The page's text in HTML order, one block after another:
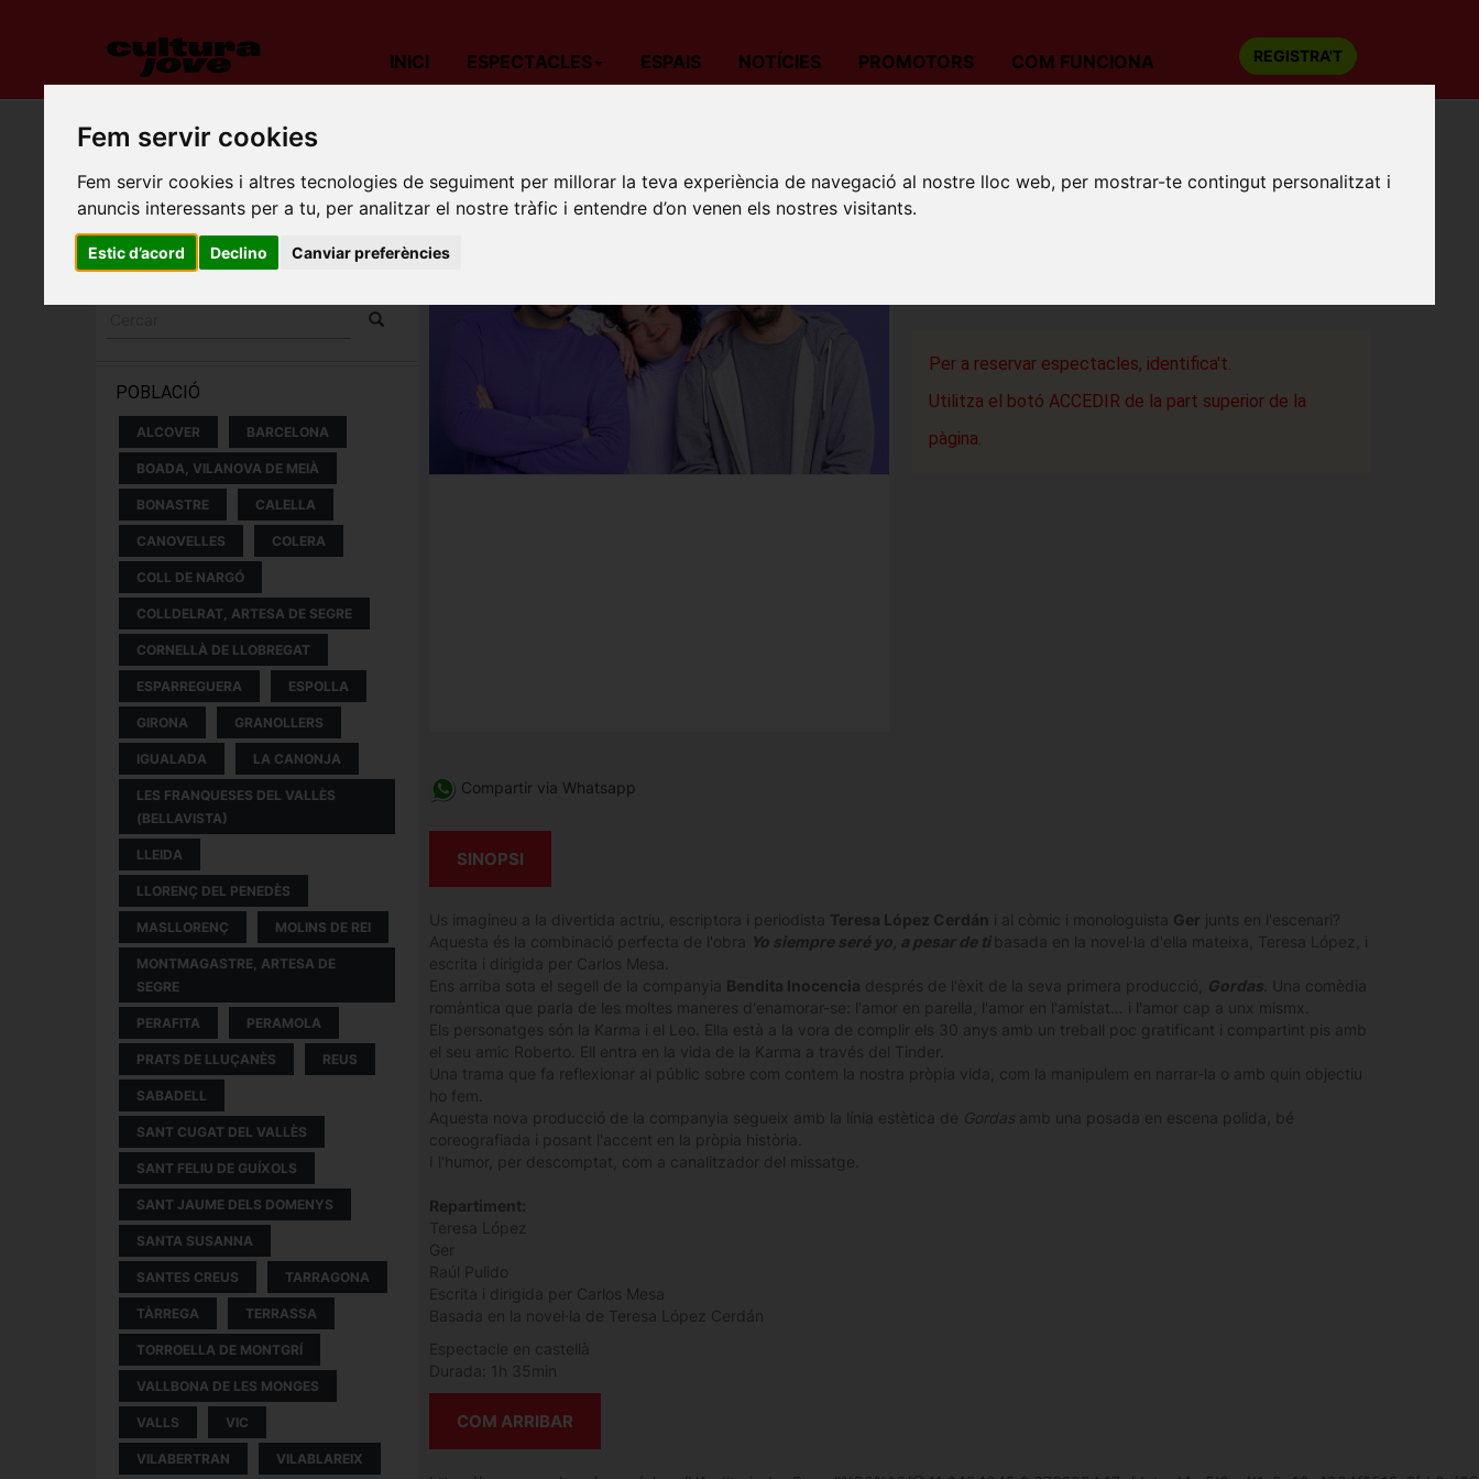
Fem servir cookies
Fem servir cookies i altres tecnologies de seguiment per millorar la teva experiència de navegació al nostre lloc web, per mostrar-te contingut personalitzat i
anuncis interessants per a tu, per analitzar el nostre tràfic i entendre d’on venen els nostres visitants.
Estic d’acord Declino Canviar preferències
INICI ESPECTACLES ESPAIS NOTÍCIES PROMOTORS COM FUNCIONA REGISTRA'T
ESPECTACLES I
CONCERTS
POBLACIÓ
ALCOVER BARCELONA
BOADA, VILANOVA DE MEIÀ
BONASTRE CALELLA
CANOVELLES COLERA
COLL DE NARGÓ
COLLDELRAT, ARTESA DE SEGRE
CORNELLÀ DE LLOBREGAT
ESPARREGUERA ESPOLLA
GIRONA GRANOLLERS
IGUALADA LA CANONJA
LES FRANQUESES DEL VALLÈS
(BELLAVISTA)
LLEIDA
LLORENÇ DEL PENEDÈS
MASLLORENÇ MOLINS DE REI
MONTMAGASTRE, ARTESA DE
SEGRE
PERAFITA PERAMOLA
PRATS DE LLUÇANÈS REUS
SABADELL
SANT CUGAT DEL VALLÈS
SANT FELIU DE GUÍXOLS
SANT JAUME DELS DOMENYS
SANTA SUSANNA
SANTES CREUS TARRAGONA
TÀRREGA TERRASSA
TORROELLA DE MONTGRÍ
VALLBONA DE LES MONGES
VALLS VIC
VILABERTRAN VILABLAREIX
YO SIEMPRE SERÉ YO, A PESAR DE TI - AMB
TERESA LÓPEZ I GER
Per a reservar espectacles, identifica't.
Utilitza el botó ACCEDIR de la part superior de la
pàgina.
Compartir via Whatsapp
SINOPSI
Us imagineu a la divertida actriu, escriptora i periodista Teresa López Cerdán i al còmic i monologuista Ger junts en l'escenari?
Aquesta és la combinació perfecta de l'obra
Yo siempre seré yo, a pesar de ti basada en la novel·la d'ella mateixa, Teresa López, i
escrita i dirigida per Carlos Mesa.
Ens arriba sota el segell de la companyia Bendita Inocencia després de l'èxit de la seva primera producció, Gordas. Una comèdia
romàntica que parla de les moltes maneres d'enamorar-se: l'amor en parella, l'amor en l'amistat… i l'amor cap a unx mismx.
Els personatges són la Karma i el Leo. Ella està a la vora de complir els 30 anys amb un treball poc gratificant i compartint pis amb
el seu amic Roberto. Ell entra en la vida de la Karma a través del Tinder.
Una trama que fa reflexionar al públic sobre com contem la nostra pròpia vida, com la manipulem en narrar-la o amb quin objectiu
ho fem.
Aquesta nova producció de la companyia segueix amb la línia estètica de Gordasamb una posada en escena polida, bé
coreografiada i posant l'accent en la pròpia història.
I l'humor, per descomptat, com a canalitzador del missatge.
Repartiment:
Teresa López
Ger
Raúl Pulido
Escrita i dirigida per Carlos Mesa
Basada en la novel·la de Teresa López Cerdán
Espectacle en castellà
Durada: 1h 35min
COM ARRIBAR